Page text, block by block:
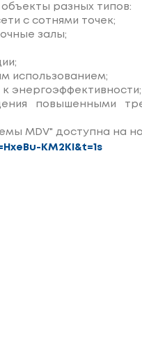
разных типов:
с сотнями точек;
залы;
использованием;
энергоэффективности;
повышенными
MDV" доступна на
KM2KI&t=1s